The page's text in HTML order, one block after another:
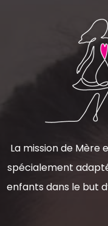
La mission de Mère
spécialement
enfants dans le but